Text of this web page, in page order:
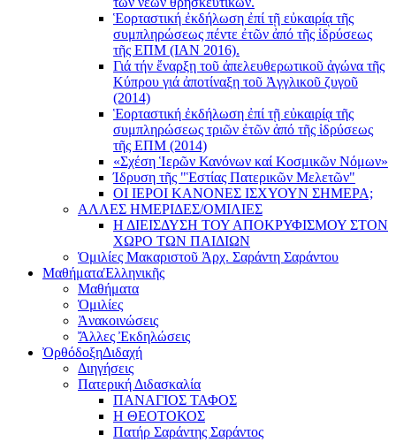
Ἑορταστική ἐκδήλωση ἐπί τῇ εὐκαιρίᾳ τῆς
συμπληρώσεως πέντε ἐτῶν ἀπό τῆς ἱδρύσεως
τῆς ΕΠΜ (ΙΑΝ 2016).
Γιά τήν ἔναρξη τοῦ ἀπελευθερωτικοῦ ἀγώνα τῆς
Κύπρου γιά ἀποτίναξη τοῦ Ἀγγλικοῦ ζυγοῦ
(2014)
Ἑορταστική ἐκδήλωση ἐπί τῇ εὐκαιρίᾳ τῆς
συμπληρώσεως τριῶν ἐτῶν ἀπό τῆς ἱδρύσεως
τῆς ΕΠΜ (2014)
«Σχέση Ἱερῶν Κανόνων καί Κοσμικῶν Νόμων»
Ίδρυση τῆς "Ἑστίας Πατερικῶν Μελετῶν"
ΟΙ ΙΕΡΟΙ ΚΑΝΟΝΕΣ ΙΣΧΥΟΥΝ ΣΗΜΕΡΑ;
ΑΛΛΕΣ ΗΜΕΡΙΔΕΣ/ΟΜΙΛΙΕΣ
Η ΔΙΕΙΣΔΥΣΗ ΤΟΥ ΑΠΟΚΡΥΦΙΣΜΟΥ ΣΤΟΝ
ΧΩΡΟ ΤΩΝ ΠΑΙΔΙΩΝ
Ὁμιλίες Μακαριστοῦ Ἀρχ. Σαράντη Σαράντου
ΜαθήματαἙλληνικῆς
Μαθήματα
Ὁμιλίες
Ἀνακοινώσεις
Ἄλλες Ἐκδηλώσεις
ὈρθόδοξηΔιδαχή
Διηγήσεις
Πατερική Διδασκαλία
ΠΑΝΑΓΙΟΣ ΤΑΦΟΣ
Η ΘΕΟΤΟΚΟΣ
Πατήρ Σαράντης Σαράντος